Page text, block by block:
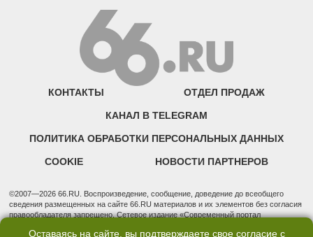
КОНТАКТЫ ОТДЕЛ ПРОДАЖ
КАНАЛ В TELEGRAM
ПОЛИТИКА ОБРАБОТКИ ПЕРСОНАЛЬНЫХ ДАННЫХ
COOKIE НОВОСТИ ПАРТНЕРОВ
©2007—2026 66.RU. Воспроизведение, сообщение, доведение до всеобщего
сведения размещенных на сайте 66.RU материалов и их элементов без согласия
правообладателя запрещено. Сетевое издание «Современный портал
Оставаясь на сайте, вы подтверждаете свое согласие с